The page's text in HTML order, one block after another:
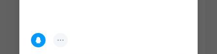
热门专题